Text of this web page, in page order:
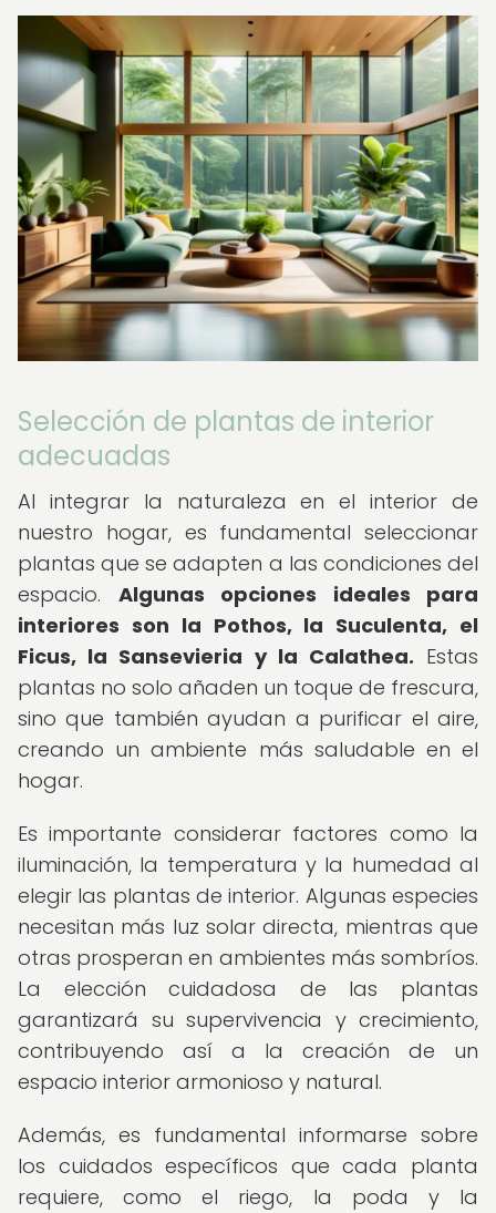
Selección de plantas de interior
adecuadas
Al integrar la naturaleza en el interior de
nuestro hogar, es fundamental seleccionar
plantas que se adapten a las condiciones del
espacio. Algunas opciones ideales para
interiores son la Pothos, la Suculenta, el
Ficus, la Sansevieria y la Calathea. Estas
plantas no solo añaden un toque de frescura,
sino que también ayudan a purificar el aire,
creando un ambiente más saludable en el
hogar.
Es importante considerar factores como la
iluminación, la temperatura y la humedad al
elegir las plantas de interior. Algunas especies
necesitan más luz solar directa, mientras que
otras prosperan en ambientes más sombríos.
La elección cuidadosa de las plantas
garantizará su supervivencia y crecimiento,
contribuyendo así a la creación de un
espacio interior armonioso y natural.
Además, es fundamental informarse sobre
los cuidados específicos que cada planta
requiere, como el riego, la poda y la